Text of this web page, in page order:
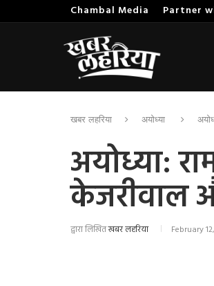
Chambal Media Partner
खबर लहरिया अयोध्या
अयोध्या:
केजरीवाल
द्वारा लिखितखबर लहरिया February